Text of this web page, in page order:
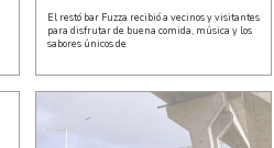
El restó bar Fuzza recibió a vecinos y visitantes
para disfrutar de buena comida, música y los
sabores únicos de